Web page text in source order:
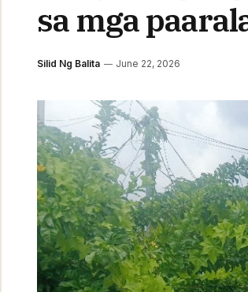
sa mga
Silid Ng Balita June 22, 2026